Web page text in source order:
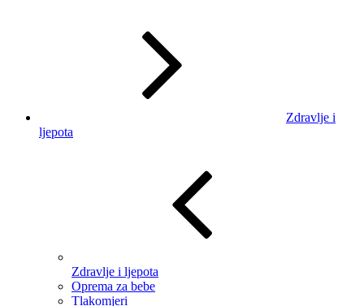
Zdravlje i
ljepota
Zdravlje i ljepota
Oprema za bebe
Tlakomjeri